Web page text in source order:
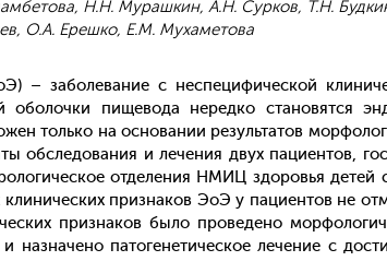
Н.Н. Мурашкин, А.Н. Сурков, Т.Н.
О.А. Ерешко, Е.М. Мухаметова
– за­боле­вание с нес­пе­цифи­чес­кой
обо­лоч­ки пи­щево­да не­ред­ко ста­новят­ся
толь­ко на ос­но­вании ре­зуль­та­тов
об­сле­дова­ния и ле­чения двух па­ци­ен­тов,
от­де­ления НМИЦ здо­ровья
приз­на­ков Э­оЭ у па­ци­ен­тов не
приз­на­ков бы­ло про­веде­но
наз­на­чено па­тоге­нети­чес­кое ле­чение с